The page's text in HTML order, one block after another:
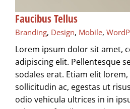
Faucibus Tellus
Branding, Design, Mobile,
Lorem ipsum dolor sit amet,
adipiscing elit. Pellentesque
sodales erat. Etiam elit
sollicitudin ac, egestas ut
odio vehicula ultrices in in